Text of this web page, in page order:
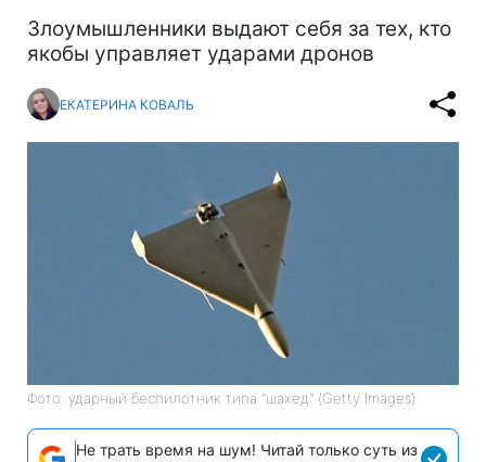
Злоумышленники выдают себя за тех, кто
якобы управляет ударами дронов
ЕКАТЕРИНА КОВАЛЬ
Фото: ударный беспилотник типа "шахед" (Getty Images)
Не трать время на шум! Читай только суть из